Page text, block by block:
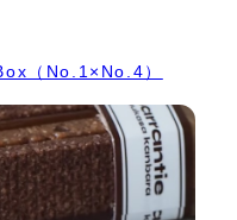
（No.1×No.4）